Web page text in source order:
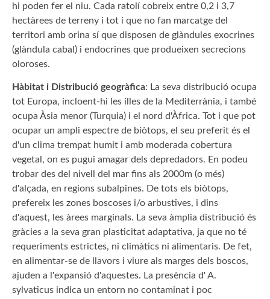
hi poden fer el niu. Cada ratolí cobreix entre 0,2 i 3,7
hectàrees de terreny i tot i que no fan marcatge del
territori amb orina sí que disposen de glàndules exocrines
(glàndula cabal) i endocrines que produeixen secrecions
oloroses.
Hàbitat i Distribució geogràfica: La seva distribució ocupa
tot Europa, incloent-hi les illes de la Mediterrània, i també
ocupa Àsia menor (Turquia) i el nord d'Àfrica. Tot i que pot
ocupar un ampli espectre de biòtops, el seu preferit és el
d'un clima trempat humit i amb moderada cobertura
vegetal, on es pugui amagar dels depredadors. En podeu
trobar des del nivell del mar fins als 2000m (o més)
d'alçada, en regions subalpines. De tots els biòtops,
prefereix les zones boscoses i/o arbustives, i dins
d'aquest, les àrees marginals. La seva àmplia distribució és
gràcies a la seva gran plasticitat adaptativa, ja que no té
requeriments estrictes, ni climàtics ni alimentaris. De fet,
en alimentar-se de llavors i viure als marges dels boscos,
ajuden a l'expansió d'aquestes. La presència d' A.
sylvaticus indica un entorn no contaminat i poc